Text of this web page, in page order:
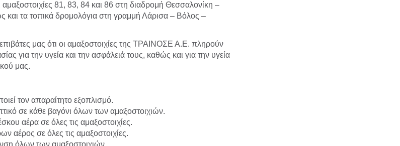
81, 83, 84 και 86 στη διαδρομή Θεσσαλονίκη –
και τα τοπικά δρομολόγια στη γραμμή Λάρισα – Βόλος –
μας ότι οι αμαξοστοιχίες της ΤΡΑΙΝΟΣΕ Α.Ε. πληρούν
για την υγεία και την ασφάλειά τους, καθώς και για την υγεία
μας.
τον απαραίτητο εξοπλισμό.
σε κάθε βαγόνι όλων των αμαξοστοιχιών.
αέρα σε όλες τις αμαξοστοιχίες.
αέρος σε όλες τις αμαξοστοιχίες.
όλων των αμαξοστοιχιών.